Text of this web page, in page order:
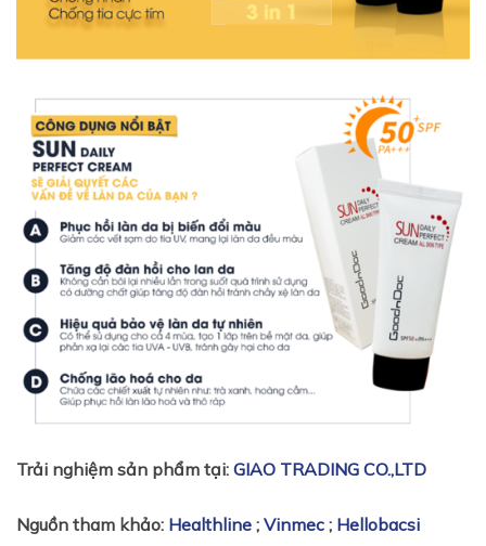
Trải nghiệm sản phẩm tại: GIAO TRADING CO.,LTD
Nguồn tham khảo: Healthline ; Vinmec ; Hellobacsi